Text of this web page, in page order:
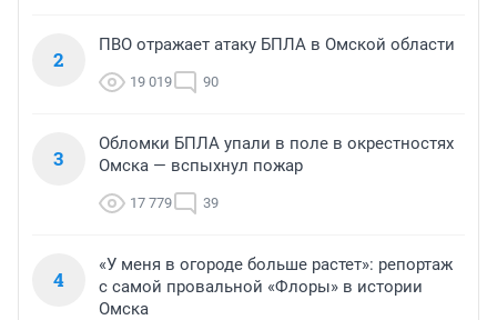
2
ПВО отражает атаку БПЛА в Омской области
19 019 90
3
Обломки БПЛА упали в поле в окрестностях
Омска — вспыхнул пожар
17 779 39
4
«У меня в огороде больше растет»: репортаж
с самой провальной «Флоры» в истории
Омска